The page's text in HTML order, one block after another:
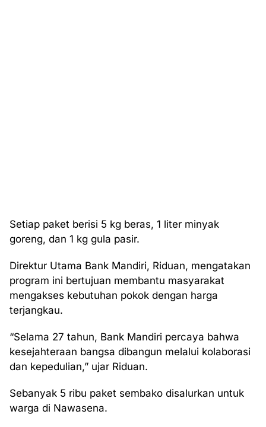
Setiap paket berisi 5 kg beras, 1 liter minyak
goreng, dan 1 kg gula pasir.
Direktur Utama Bank Mandiri, Riduan, mengatakan
program ini bertujuan membantu masyarakat
mengakses kebutuhan pokok dengan harga
terjangkau.
“Selama 27 tahun, Bank Mandiri percaya bahwa
kesejahteraan bangsa dibangun melalui kolaborasi
dan kepedulian,” ujar Riduan.
Sebanyak 5 ribu paket sembako disalurkan untuk
warga di Nawasena.